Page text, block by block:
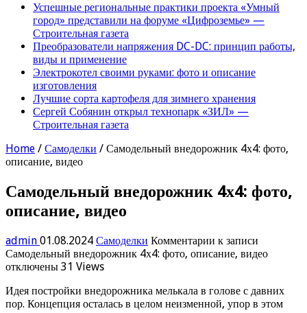
Успешные региональные практики проекта «Умный
город» представили на форуме «Цифроземье» —
Строительная газета
Преобразователи напряжения DC-DC: принцип работы,
виды и применение
Электрокотел своими руками: фото и описание
изготовления
Лучшие сорта картофеля для зимнего хранения
Сергей Собянин открыл технопарк «ЗИЛ» —
Строительная газета
Home / Самоделки / Самодельный внедорожник 4х4: фото,
описание, видео
Самодельный внедорожник 4х4: фото,
описание, видео
admin 01.08.2024 Самоделки Комментарии к записи
Самодельный внедорожник 4х4: фото, описание, видео
отключены 31 Views
Идея постройки внедорожника мелькала в голове с давних
пор. Концепция осталась в целом неизменной, упор в этом